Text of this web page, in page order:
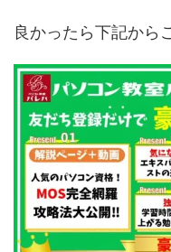
良かったら下記から